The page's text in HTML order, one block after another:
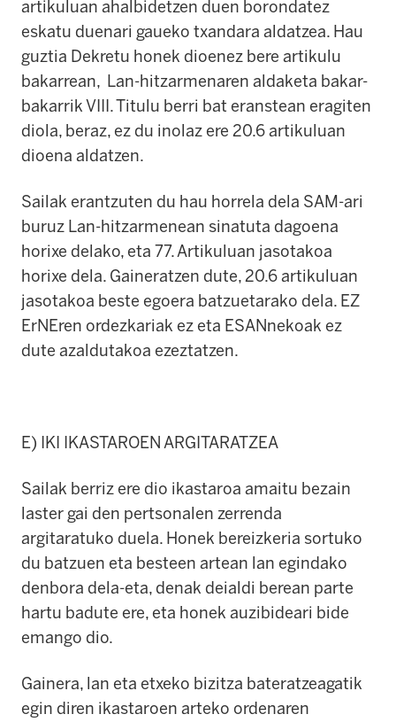
artikuluan ahalbidetzen duen borondatez
eskatu duenari gaueko txandara aldatzea. Hau
guztia Dekretu honek dioenez bere artikulu
bakarrean, Lan-hitzarmenaren aldaketa bakar-
bakarrik VIII. Titulu berri bat eranstean eragiten
diola, beraz, ez du inolaz ere 20.6 artikuluan
dioena aldatzen.
Sailak erantzuten du hau horrela dela SAM-ari
buruz Lan-hitzarmenean sinatuta dagoena
horixe delako, eta 77. Artikuluan jasotakoa
horixe dela. Gaineratzen dute, 20.6 artikuluan
jasotakoa beste egoera batzuetarako dela. EZ
ErNEren ordezkariak ez eta ESANnekoak ez
dute azaldutakoa ezeztatzen.
E) IKI IKASTAROEN ARGITARATZEA
Sailak berriz ere dio ikastaroa amaitu bezain
laster gai den pertsonalen zerrenda
argitaratuko duela. Honek bereizkeria sortuko
du batzuen eta besteen artean lan egindako
denbora dela-eta, denak deialdi berean parte
hartu badute ere, eta honek auzibideari bide
emango dio.
Gainera, lan eta etxeko bizitza bateratzeagatik
egin diren ikastaroen arteko ordenaren